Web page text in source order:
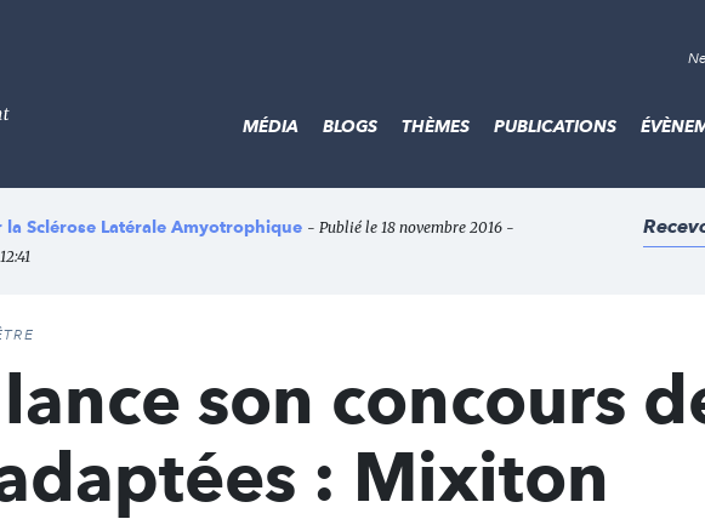
MÉDIA BLOGS THÈMES PUBLICATIONS
Sclérose Latérale Amyotrophique - Publié le 18 novembre 2016 -
son concours
: Mixiton